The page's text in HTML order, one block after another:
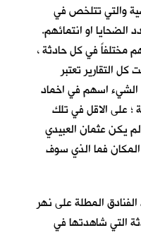
والتي تتلخص في
الضحايا او انتمائهم.
مختلفاً في كل حادثة ،
كل التقارير تعتبر
الشيء اسهم في اخماد
؛ على الاقل في تلك
يكن عثمان العبيدي
فما الذي سوف
المطلة على نهر
التي شاهدتها في